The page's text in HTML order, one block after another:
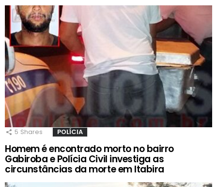
5 Shares POLÍCIA
Homem é encontrado morto no bairro
Gabiroba e Polícia Civil investiga as
circunstâncias da morte em Itabira